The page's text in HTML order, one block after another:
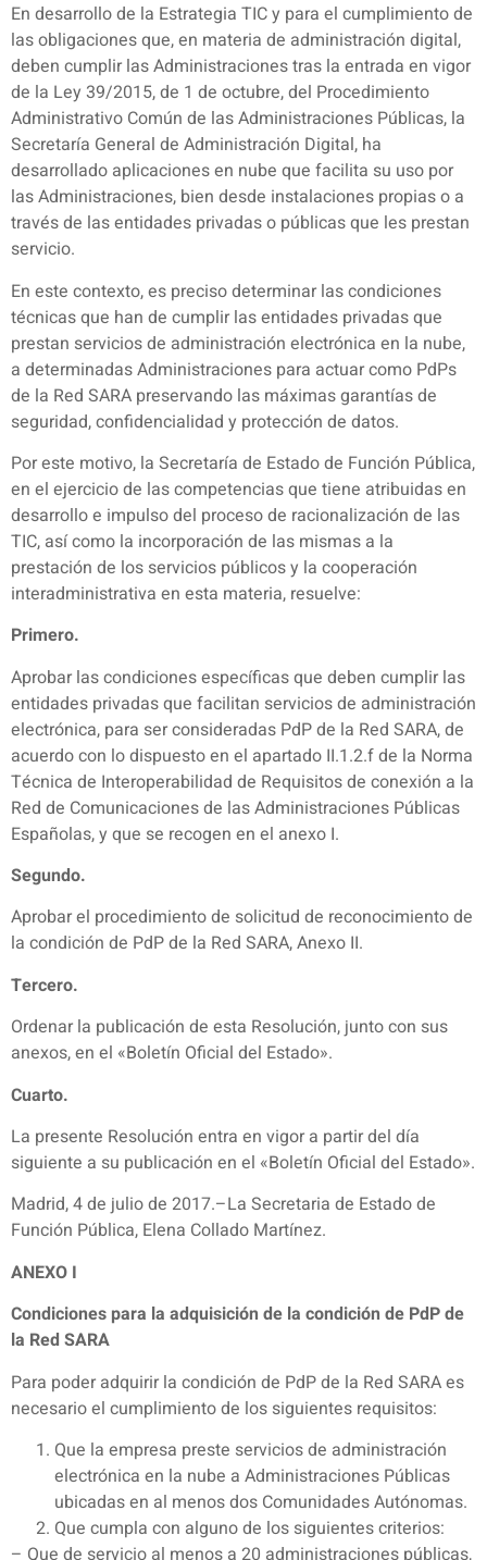
En desarrollo de la Estrategia TIC y para el cumplimiento de
las obligaciones que, en materia de administración digital,
deben cumplir las Administraciones tras la entrada en vigor
de la Ley 39/2015, de 1 de octubre, del Procedimiento
Administrativo Común de las Administraciones Públicas, la
Secretaría General de Administración Digital, ha
desarrollado aplicaciones en nube que facilita su uso por
las Administraciones, bien desde instalaciones propias o a
través de las entidades privadas o públicas que les prestan
servicio.
En este contexto, es preciso determinar las condiciones
técnicas que han de cumplir las entidades privadas que
prestan servicios de administración electrónica en la nube,
a determinadas Administraciones para actuar como PdPs
de la Red SARA preservando las máximas garantías de
seguridad, confidencialidad y protección de datos.
Por este motivo, la Secretaría de Estado de Función Pública,
en el ejercicio de las competencias que tiene atribuidas en
desarrollo e impulso del proceso de racionalización de las
TIC, así como la incorporación de las mismas a la
prestación de los servicios públicos y la cooperación
interadministrativa en esta materia, resuelve:
Primero.
Aprobar las condiciones específicas que deben cumplir las
entidades privadas que facilitan servicios de administración
electrónica, para ser consideradas PdP de la Red SARA, de
acuerdo con lo dispuesto en el apartado II.1.2.f de la Norma
Técnica de Interoperabilidad de Requisitos de conexión a la
Red de Comunicaciones de las Administraciones Públicas
Españolas, y que se recogen en el anexo I.
Segundo.
Aprobar el procedimiento de solicitud de reconocimiento de
la condición de PdP de la Red SARA, Anexo II.
Tercero.
Ordenar la publicación de esta Resolución, junto con sus
anexos, en el «Boletín Oficial del Estado».
Cuarto.
La presente Resolución entra en vigor a partir del día
siguiente a su publicación en el «Boletín Oficial del Estado».
Madrid, 4 de julio de 2017.–La Secretaria de Estado de
Función Pública, Elena Collado Martínez.
ANEXO I
Condiciones para la adquisición de la condición de PdP de
la Red SARA
Para poder adquirir la condición de PdP de la Red SARA es
necesario el cumplimiento de los siguientes requisitos:
Que la empresa preste servicios de administración
electrónica en la nube a Administraciones Públicas
ubicadas en al menos dos Comunidades Autónomas.
Que cumpla con alguno de los siguientes criterios:
– Que de servicio al menos a 20 administraciones públicas,